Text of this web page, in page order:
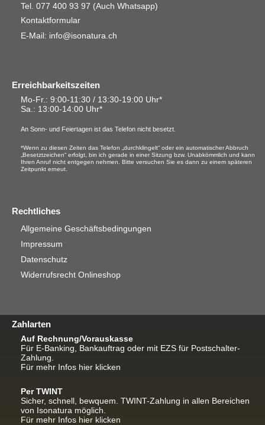
Tel. 077 400 93 97 (Auch Whatsapp)
Kontaktformular
E-Mail: info@isonatura.ch
Erreichbarkeitszeiten
Mo-Fr.: 9:00-11:30 / 13:30-19:00 Uhr*
Sa. : 13:00-14:00 Uhr*
An Sonn- und Feiertagen ist das Telefon nicht besetzt.
*Wenn zu diesen Zeiten das Telefon „durchklingelt“ oder ein automatischer Abbruch
„Besetztzeichen“ erfolgt, bin ich gerade in einer Sitzung bzw. Unabkömmlich und kann
Ihren Anruf nicht entgegen nehmen. Bitte versuchen Sie es dann zu einem späteren
Zeitpunkt erneut.
Rechtliches
Allgemeine Geschäftsbedingungen
Impressum
Datenschutz
Widerrufsrecht Onlineshop
Zahlarten
Auf Rechnung/Vorauskasse
Für E-Banking, Bankauftrag oder mit EZS für Postschalter-
Zahlung.
Für mehr Infos hier klicken
Per TWINT
Sicher, schnell, bewquem. TWINT-Zahlung in allen Bereichen
von Isonatura möglich.
Für mehr Infos hier klicken